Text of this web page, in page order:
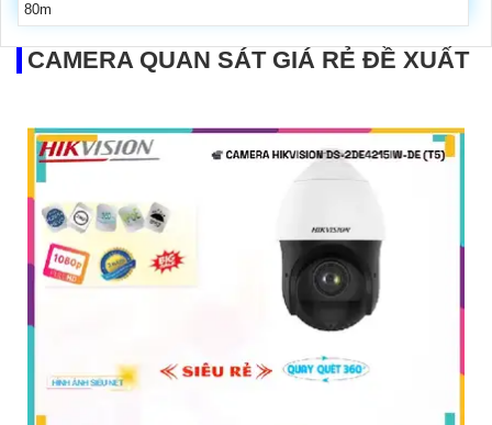
80m
CAMERA QUAN SÁT GIÁ RẺ ĐỀ XUẤT